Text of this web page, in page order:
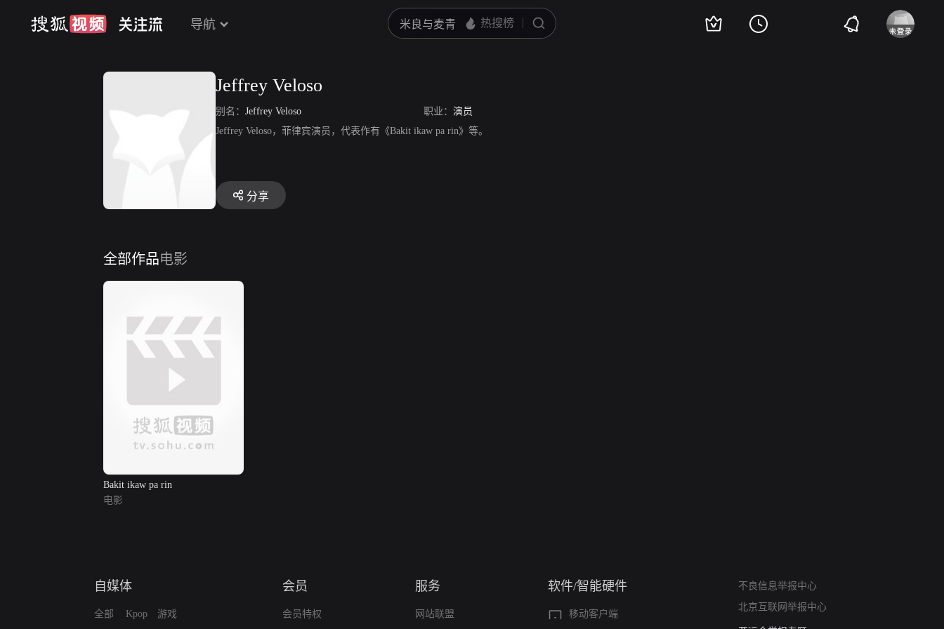
导航
Jeffrey Veloso
别名： Jeffrey Veloso 职业： 演员
Jeffrey Veloso，菲律宾演员，代表作有《Bakit ikaw pa rin》等。
分享
全部作品电影
Bakit ikaw pa rin
电影
自媒体
全部 Kpop 游戏
会员
会员特权
服务
网站联盟
软件/智能硬件
移动客户端
不良信息举报中心
北京互联网举报中心
算法推荐专项举报